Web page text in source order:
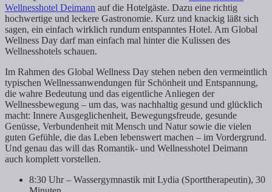
Wellnesshotel Deimann auf die Hotelgäste. Dazu eine richtig
hochwertige und leckere Gastronomie. Kurz und knackig läßt sich
sagen, ein einfach wirklich rundum entspanntes Hotel. Am Global
Wellness Day darf man einfach mal hinter die Kulissen des
Wellnesshotels schauen.
Im Rahmen des Global Wellness Day stehen neben den vermeintlich
typischen Wellnessanwendungen für Schönheit und Entspannung,
die wahre Bedeutung und das eigentliche Anliegen der
Wellnessbewegung – um das, was nachhaltig gesund und glücklich
macht: Innere Ausgeglichenheit, Bewegungsfreude, gesunde
Genüsse, Verbundenheit mit Mensch und Natur sowie die vielen
guten Gefühle, die das Leben lebenswert machen – im Vordergrund.
Und genau das will das Romantik- und Wellnesshotel Deimann
auch komplett vorstellen.
8:30 Uhr – Wassergymnastik mit Lydia (Sporttherapeutin), 30